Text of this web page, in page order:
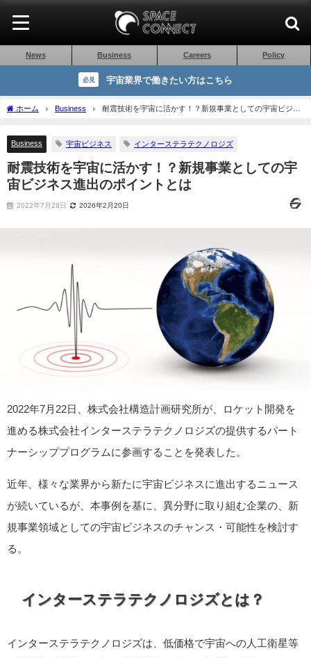
News Business Careers Policy
必見 宇宙業界で働きたい方はこちら
ホーム Business
耐震技術を宇宙に活かす！？新規事業としての宇宙ビジネ
Business 宇宙ビジネス インターステラテクノロジズ
耐震技術を宇宙に活かす！？新規事業としての宇
宙ビジネス進出のポイントとは
2022年7月28日 2026年2月20日
2022年7月22日、株式会社構造計画研究所が、ロケット開発を
進める株式会社インターステラテクノロジズの提供するパート
ナーシッププログラムに参画することを発表した。
近年、様々な業界から新たに宇宙ビジネスに進出するニュース
が続いているが、本事例を基に、異分野に取り組む企業の、新
規事業領域としての宇宙ビジネスのチャンス・可能性を検討す
る。
インターステラテクノロジズとは？
インターステラテクノロジズは、低価格で宇宙への人工衛星等